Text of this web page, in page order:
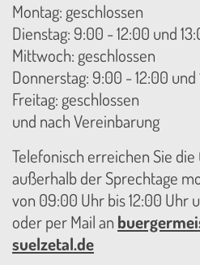
Montag: geschlossen
Dienstag: 9:00 - 12:00 und
Mittwoch: geschlossen
Donnerstag: 9:00 - 12:00 und
Freitag: geschlossen
und nach Vereinbarung
Telefonisch erreichen Sie die
außerhalb der Sprechtage
von 09:00 Uhr bis 12:00 Uhr
oder per Mail an
suelzetal.de